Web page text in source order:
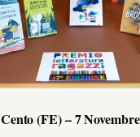
Cento (FE) – 7